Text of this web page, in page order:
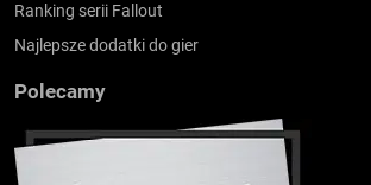
Ranking serii Fallout
Najlepsze dodatki do gier
Polecamy